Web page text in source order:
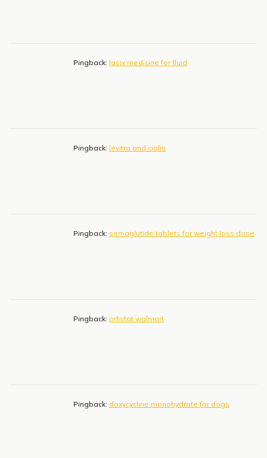
Pingback: lasix medicine for fluid
Pingback: levitra and cialis
Pingback: semaglutide tablets for weight loss dose
Pingback: orlistat walmart
Pingback: doxycycline monohydrate for dogs